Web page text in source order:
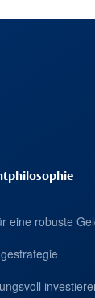
eine robuste